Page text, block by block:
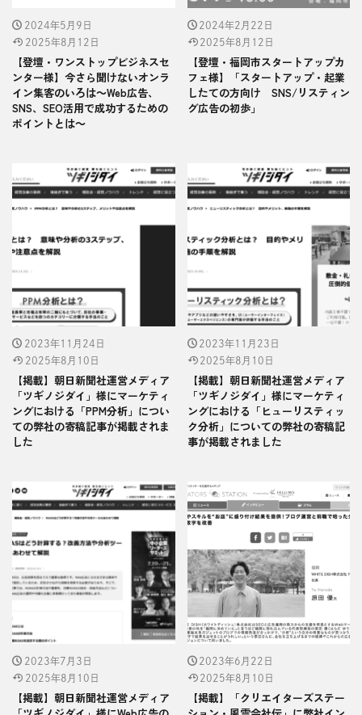
2024年5月9日
2025年8月12日
【登壇・ワンストップビジネスセ
ンター様】今さら聞けないオンラ
イン集客のいろは～Web広告、
SNS、SEO活用で成功するための
ポイントとは～
2024年2月22日
2025年8月12日
【登壇・福岡市スタートアップカ
フェ様】「スタートアップ・起業
したての方向け SNS/リスティン
グ広告の初歩」
2023年11月24日
2025年8月10日
【掲載】朝日新聞社運営メディア
「ツギノジダイ」様にマーケティ
ングにおける「PPM分析」につい
ての弊社の寄稿記事が掲載されま
した
2023年11月23日
2025年8月10日
【掲載】朝日新聞社運営メディア
「ツギノジダイ」様にマーケティ
ングにおける「ヒューリスティッ
ク分析」についての弊社の寄稿記
事が掲載されました
2023年7月3日
2025年8月10日
【掲載】朝日新聞社運営メディア
2023年6月22日
2025年8月10日
【掲載】「クリエイターズステー